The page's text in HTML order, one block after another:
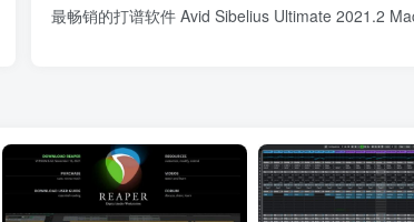
最畅销的打谱软件 Avid Sibelius Ultimate 2021.2